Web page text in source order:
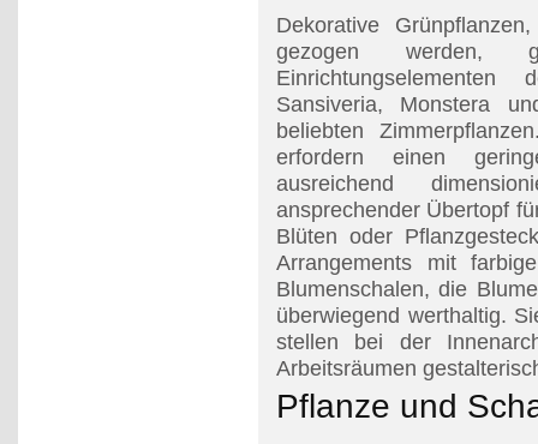
Dekorative
gezogen werden,
Sansiveria, Monstera
beliebten
erfordern einen
ausreichend
ansprechender Übertopf
Blüten oder
Arrangements mit
Blumenschalen, die
überwiegend werthaltig.
stellen bei der
Arbeitsräumen
Pflanze und